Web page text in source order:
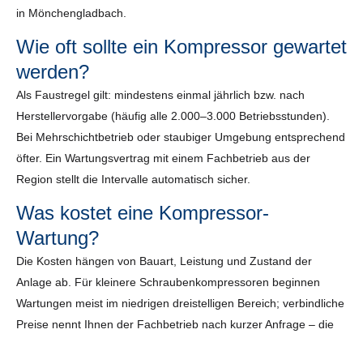
in Mönchengladbach.
Wie oft sollte ein Kompressor gewartet
werden?
Als Faustregel gilt: mindestens einmal jährlich bzw. nach
Herstellervorgabe (häufig alle 2.000–3.000 Betriebsstunden).
Bei Mehrschichtbetrieb oder staubiger Umgebung entsprechend
öfter. Ein Wartungsvertrag mit einem Fachbetrieb aus der
Region stellt die Intervalle automatisch sicher.
Was kostet eine Kompressor-
Wartung?
Die Kosten hängen von Bauart, Leistung und Zustand der
Anlage ab. Für kleinere Schraubenkompressoren beginnen
Wartungen meist im niedrigen dreistelligen Bereich; verbindliche
Preise nennt Ihnen der Fachbetrieb nach kurzer Anfrage – die